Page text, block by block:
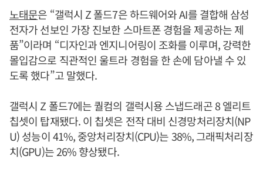
노태문은 “갤럭시 Z 폴드7은 하드웨어와 AI를 결합해 삼성
전자가 선보인 가장 진보한 스마트폰 경험을 제공하는 제
품”이라며 “디자인과 엔지니어링이 조화를 이루며, 강력한
몰입감으로 직관적인 울트라 경험을 한 손에 담아낼 수 있
도록 했다”고 말했다.
갤럭시 Z 폴드7에는 퀄컴의 갤럭시용 스냅드래곤 8 엘리트
칩셋이 탑재됐다. 이 칩셋은 전작 대비 신경망처리장치(NP
U) 성능이 41%, 중앙처리장치(CPU)는 38%, 그래픽처리장
치(GPU)는 26% 향상됐다.